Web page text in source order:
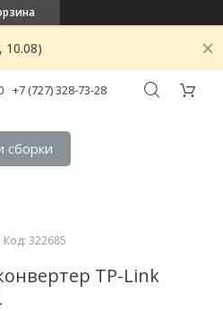
10.08)
+7 (727) 328-73-28
сборки
Код: 322685
TP-Link